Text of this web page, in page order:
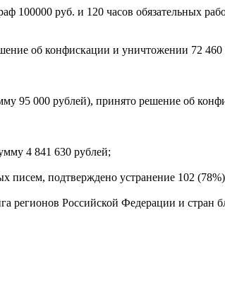
100000 руб. и 120 часов обязательных
об конфискации и уничтожении 72 460
95 000 рублей), принято решение об
4 841 630 рублей;
писем, подтверждено устранение 102
регионов Российской Федерации и стран